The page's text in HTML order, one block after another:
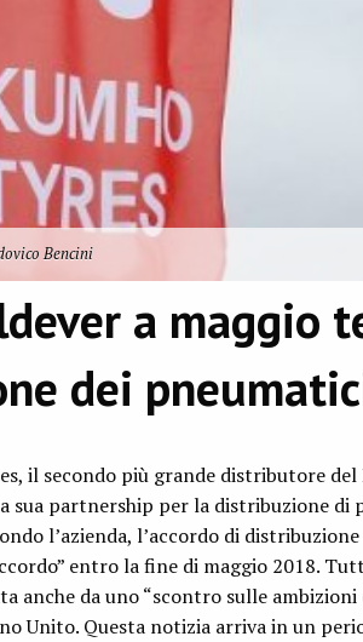
Bencini
a maggio
dei
il secondo più grande distributore
sua partnership per la distribuzione di
l’azienda, l’accordo di
entro la fine di maggio 2018.
anche da uno “scontro sulle
Unito. Questa notizia arriva in un